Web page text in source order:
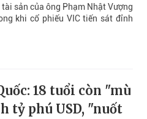
sản của ông Phạm Nhật Vượng
khi cổ phiếu VIC tiến sát đỉnh
18 tuổi còn "mù
tỷ phú USD, "nuốt